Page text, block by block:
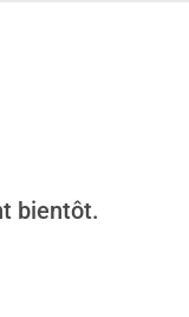
bientôt.